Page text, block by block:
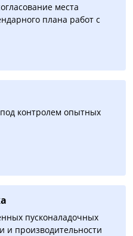
места
плана работ с
контролем опытных
пусконаладочных
и производительности